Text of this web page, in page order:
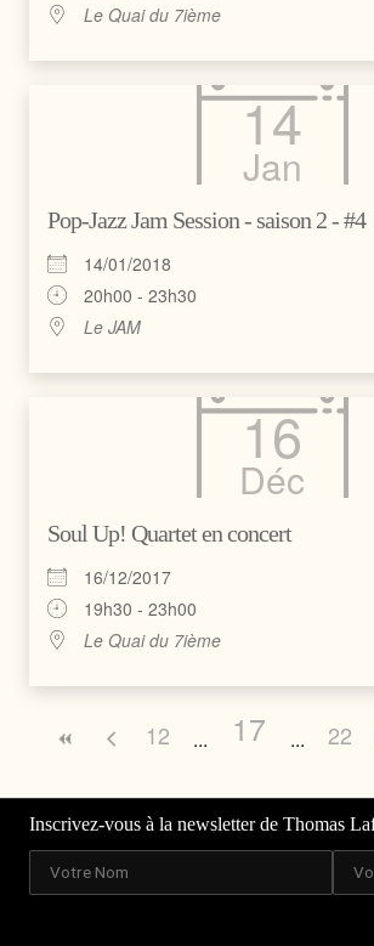
Le Quai du 7ième
14
Jan
Pop-Jazz Jam Session - saison 2 - #4
14/01/2018
20h00 - 23h30
Le JAM
16
Déc
Soul Up! Quartet en concert
16/12/2017
19h30 - 23h00
Le Quai du 7ième
12 17 22
Inscrivez-vous à la newsletter de Thomas